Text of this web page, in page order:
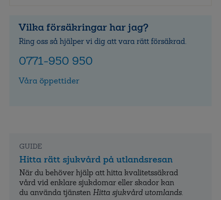
Vilka försäkringar har jag?
Ring oss så hjälper vi dig att vara rätt försäkrad.
0771-950 950
Våra öppettider
GUIDE
Hitta rätt sjukvård på utlandsresan
När du behöver hjälp att hitta kvalitets­säkrad
vård vid enklare sjukdomar eller skador kan
du använda tjänsten Hitta sjukvård utomlands.